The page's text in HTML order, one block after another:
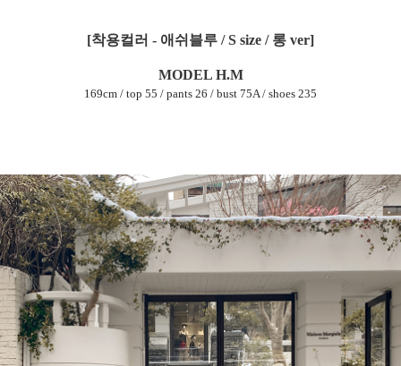
[착용컬러 - 애쉬블루 / S size / 롱 ver]
MODEL H.M
169cm / top 55 / pants 26 / bust 75A / shoes 235